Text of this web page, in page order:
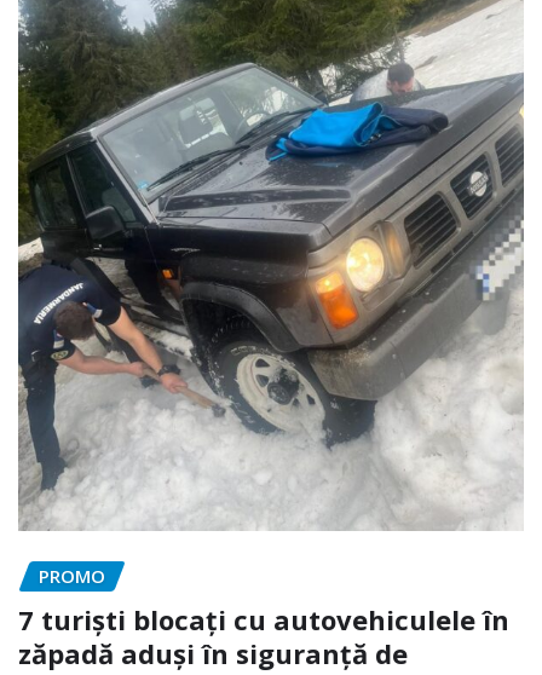
PROMO
7 turiști blocați cu autovehiculele în
zăpadă aduși în siguranță de